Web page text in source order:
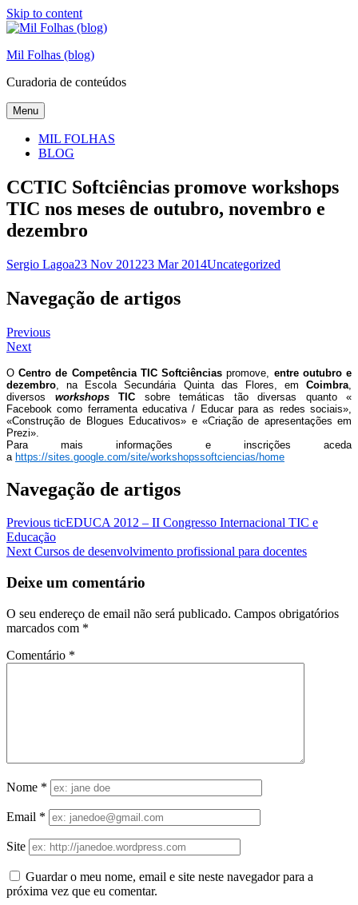
Skip to content
Mil Folhas (blog)
Curadoria de conteúdos
Menu
MIL FOLHAS
BLOG
CCTIC Softciências promove workshops
TIC nos meses de outubro, novembro e
dezembro
Sergio Lagoa23 Nov 201223 Mar 2014Uncategorized
Navegação de artigos
Previous
Next
OCentro de Competência TIC Softciências promove, entre outubro e
dezembro , na Escola Secundária Quinta das Flores, em Coimbra
diversos workshops TIC sobre temáticas tão diversas quanto «
Facebook como ferramenta educativa / Educar para as redes sociais»,
«Construção de Blogues Educativos» e «Criação de apresentações em
Prezi».
Para mais informações e inscrições aceda
a https://sites.google.com/site/workshopssoftciencias/home
Navegação de artigos
Previous ticEDUCA 2012 – II Congresso Internacional TIC e
Educação
Next Cursos de desenvolvimento profissional para docentes
Deixe um comentário
O seu endereço de email não será publicado. Campos obrigatórios
marcados com *
Comentário *
Nome *
Email *
Site
Guardar o meu nome, email e site neste navegador para a
próxima vez que eu comentar.